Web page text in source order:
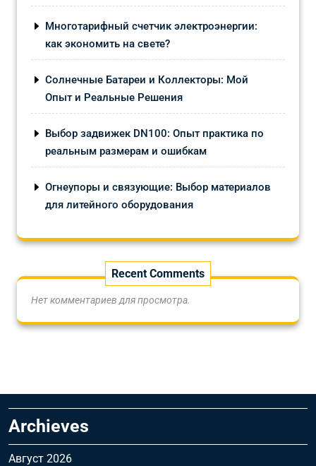
Многотарифный счетчик электроэнергии:
как экономить на свете?
Солнечные Батареи и Коллекторы: Мой
Опыт и Реальные Решения
Выбор задвижек DN100: Опыт практика по
реальным размерам и ошибкам
Огнеупоры и связующие: Выбор материалов
для литейного оборудования
Recent Comments
Нет комментариев для просмотра.
Archieves
Август 2026